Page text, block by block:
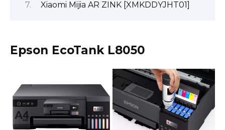
Xiaomi Mijia AR ZINK [XMKDDYJHT01]
Epson EcoTank L8050